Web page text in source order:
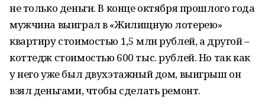
не только деньги. В конце октября прошлого года
мужчина выиграл в «Жилищную лотерею»
квартиру стоимостью 1,5 млн рублей, а другой –
коттедж стоимостью 600 тыс. рублей. Но так как
у него уже был двухэтажный дом, выигрыш он
взял деньгами, чтобы сделать ремонт.